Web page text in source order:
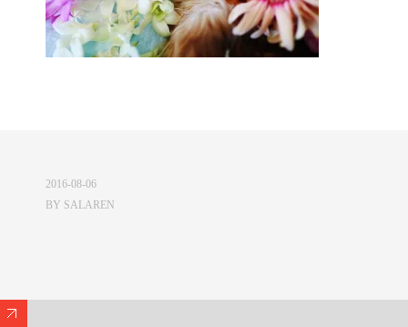
2016-08-06
BY SALAREN